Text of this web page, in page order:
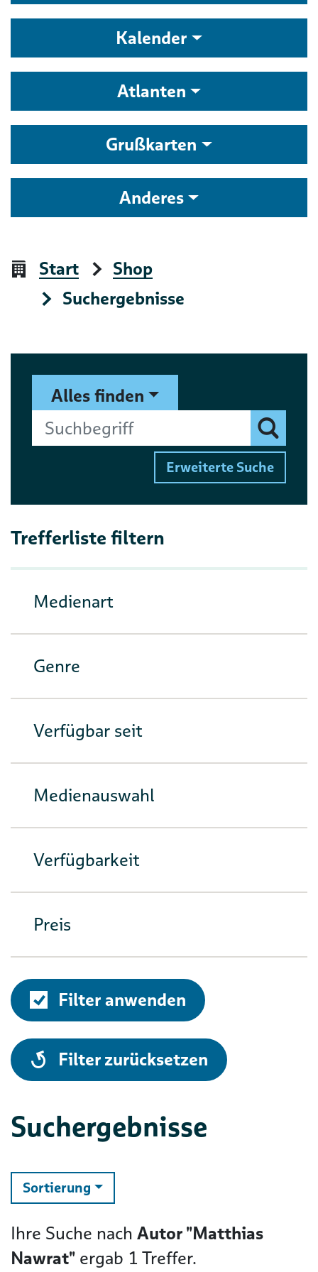
Kalender
Atlanten
Grußkarten
Anderes
Start
Shop
Suchergebnisse
Suchformular
Alles finden
Suchbegriff
Finden
Erweiterte Suche
Trefferliste filtern
Medienart
Genre
Verfügbar seit
Medienauswahl
Verfügbarkeit
Preis
Filter anwenden
alle
Filter zurücksetzen
Suchergebnisse
Sortierung ändern
Ihre Suche nach Autor "Matthias
Nawrat" ergab 1 Treffer.